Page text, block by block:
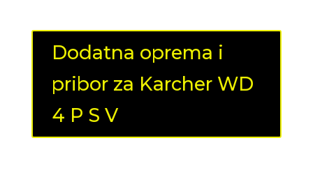
Dodatna oprema i
pribor za Karcher WD
4 P S V